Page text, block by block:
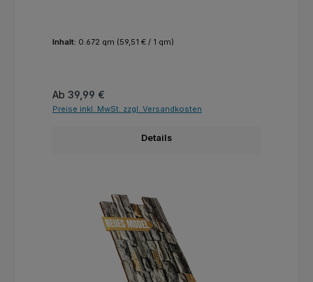
Inhalt: 0.672 qm (59,51 € / 1 qm)
Regulärer Preis:
Ab 39,99 €
Preise inkl. MwSt. zzgl. Versandkosten
Details